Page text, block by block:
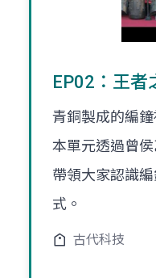
EP02：王者
青銅製成的編
本單元透過曾
帶領大家認識
式。
古代科技